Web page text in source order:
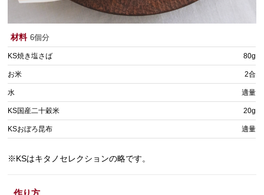
材料 6個分
KS焼き塩さば 80g
お米 2合
水 適量
KS国産二十穀米 20g
KSおぼろ昆布 適量
※KSはキタノセレクションの略です。